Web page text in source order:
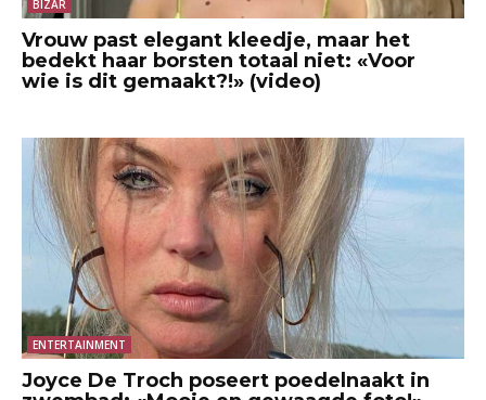
BIZAR
Vrouw past elegant kleedje, maar het
bedekt haar borsten totaal niet: «Voor
wie is dit gemaakt?!» (video)
ENTERTAINMENT
Joyce De Troch poseert poedelnaakt in